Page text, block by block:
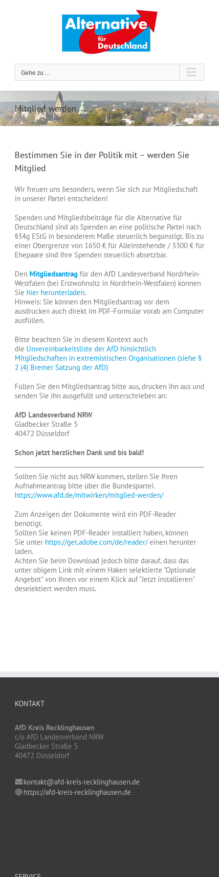
Gehe zu ...
Mitglied werden
Bestimmen Sie in der Politik mit – werden Sie
Mitglied
Wir freuen uns besonders, wenn Sie sich zur Mitgliedschaft
in unserer Partei entscheiden!
Spenden und Mitgliedsbeiträge für die Alternative für
Deutschland sind als Spenden an eine politische Partei nach
§34g EStG in besonderem Maße steuerlich begünstigt. Bis zu
einer Obergrenze von 1650 € für Alleinstehende / 3300 € für
Ehepaare sind Ihre Spenden steuerlich absetzbar.
Den Mitgliedsantrag für den AfD Landesverband Nordrhein-
Westfalen (bei Erstwohnsitz in Nordrhein-Westfalen) können
Sie hier herunterladen.
Hinweis: Sie können den Mitgliedsantrag vor dem
ausdrucken auch direkt im PDF-Formular vorab am Computer
ausfüllen.
Bitte beachten Sie in diesem Kontext auch
die Unvereinbarkeitsliste der AfD hinsichtlich
Mitgliedschaften in extremistischen Organisationen (siehe §
2 (4) Bremer Satzung der AfD)
Füllen Sie den Mitgliedsantrag bitte aus, drucken ihn aus und
senden Sie ihn ausgefüllt und unterschrieben an:
AfD Landesverband NRW
Gladbecker Straße 5
40472 Düsseldorf
Schon jetzt herzlichen Dank und bis bald!
Sollten Sie nicht aus NRW kommen, stellen Sie Ihren
Aufnahmeantrag bitte über die Bundespartei.
https://www.afd.de/mitwirken/mitglied-werden/
Zum Anzeigen der Dokumente wird ein PDF-Reader
benötigt.
Sollten Sie keinen PDF-Reader installiert haben, können
Sie unter https://get.adobe.com/de/reader/einen herunter
laden.
Achten Sie beim Download jedoch bitte darauf, dass das
unter obigem Link mit einem Haken selektierte "Optionale
Angebot" von Ihnen vor einem Klick auf "Jetzt installieren"
deselektiert werden muss.
KONTAKT
AfD Kreis Recklinghausen
c/o AfD Landesverband NRW
Gladbecker Straße 5
40472 Düsseldorf
kontakt@afd-kreis-recklinghausen.de
https://afd-kreis-recklinghausen.de